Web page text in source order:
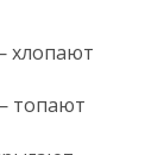
хлопают
топают